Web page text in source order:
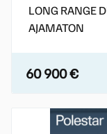
LONG RANGE
AJAMATON
60 900 €